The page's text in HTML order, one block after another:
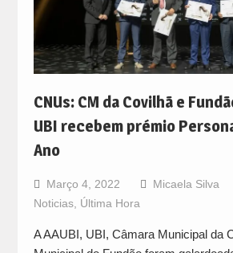
CNUs: CM da Covilhã e
UBI recebem prémio
Ano
Março 4, 2022 Micaela Silva
Noticias, Última Hora
A AAUBI, UBI, Câmara Municipal da